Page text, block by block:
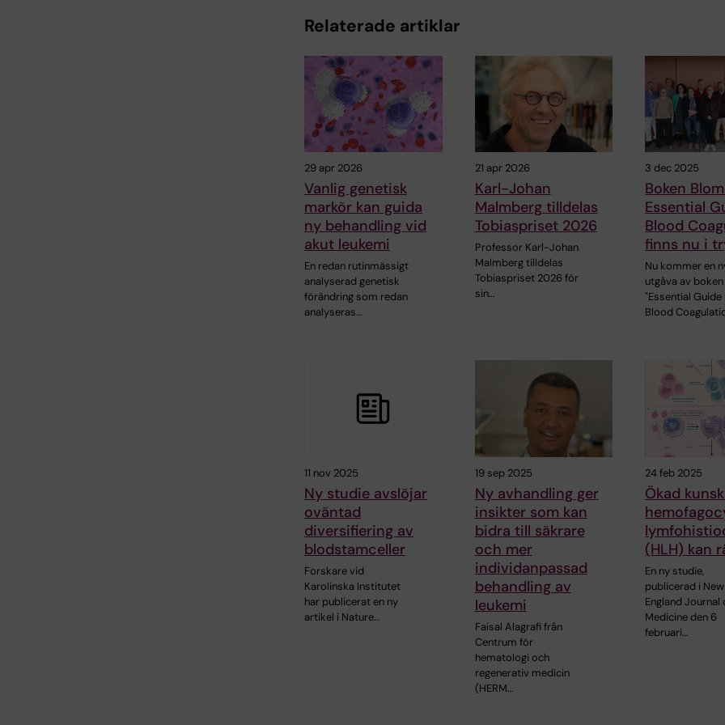
Relaterade artiklar
29 apr 2026
Vanlig genetisk
markör kan guida
ny behandling vid
akut leukemi
En redan rutinmässigt
analyserad genetisk
förändring som redan
analyseras…
21 apr 2026
Karl-Johan
Malmberg tilldelas
Tobiaspriset 2026
Professor Karl-Johan
Malmberg tilldelas
Tobiaspriset 2026 för
sin…
3 dec 2025
Boken
Essential
Blood
finns nu i
Nu kommer en
utgåva av boken
"Essential
Blood
11 nov 2025
Ny studie avslöjar
oväntad
diversifiering av
blodstamceller
Forskare vid
Karolinska Institutet
har publicerat en ny
artikel i Nature…
19 sep 2025
Ny avhandling ger
insikter som kan
bidra till säkrare
och mer
individanpassad
behandling av
leukemi
Faisal Alagrafi från
Centrum för
hematologi och
regenerativ medicin
(HERM…
24 feb 2025
Ökad
(HLH) kan
En ny studie,
publicerad i New
England Journal
Medicine den 6
februari…